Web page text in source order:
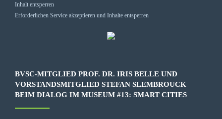
Inhalt entsperren
Erforderlichen Service akzeptieren und Inhalte entsperren
BVSC-MITGLIED PROF. DR. IRIS BELLE UND
VORSTANDSMITGLIED STEFAN SLEMBROUCK
BEIM DIALOG IM MUSEUM #13: SMART CITIES